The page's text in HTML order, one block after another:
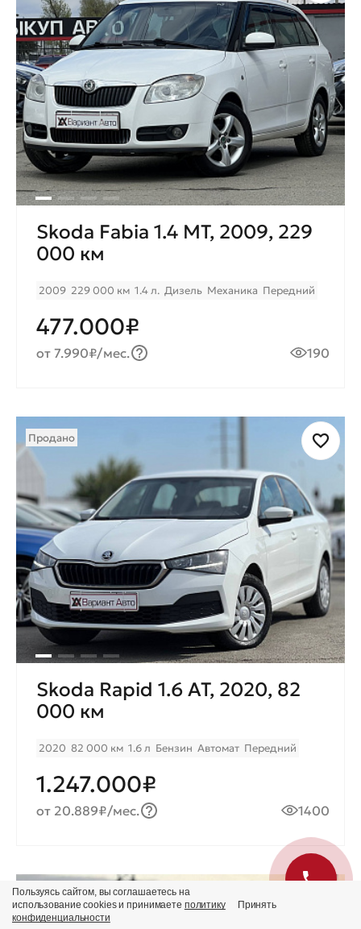
Skoda Fabia 1.4 MT, 2009, 229
000 км
2009 229 000 км 1.4 л. Дизель Механика Передний
477.000₽
от 7.990₽/мес. 190
Продано
Skoda Rapid 1.6 AT, 2020, 82
000 км
2020 82 000 км 1.6 л Бензин Автомат Передний
1.247.000₽
от 20.889₽/мес. 1400
Продано
Пользуясь сайтом, вы соглашаетесь на
использование cookies и принимаете политику
конфиденциальности
Принять